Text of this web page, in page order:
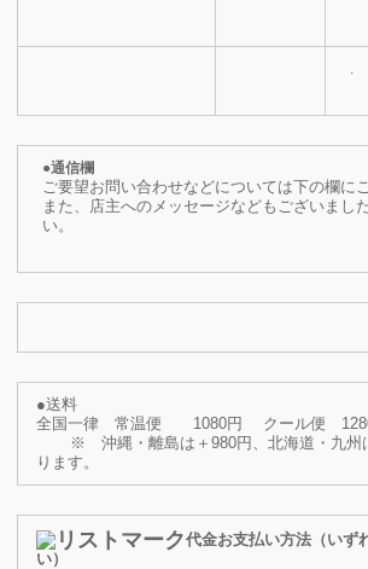
.
●通信欄
ご要望お問い合わせなどについては下の欄に
また、店主へのメッセージなどもございまし
い。
●送料
全国一律 常温便 1080円 クール便
※ 沖縄・離島は＋980円、北海道・九州
ります。
代金お支払い方法（いず
い）